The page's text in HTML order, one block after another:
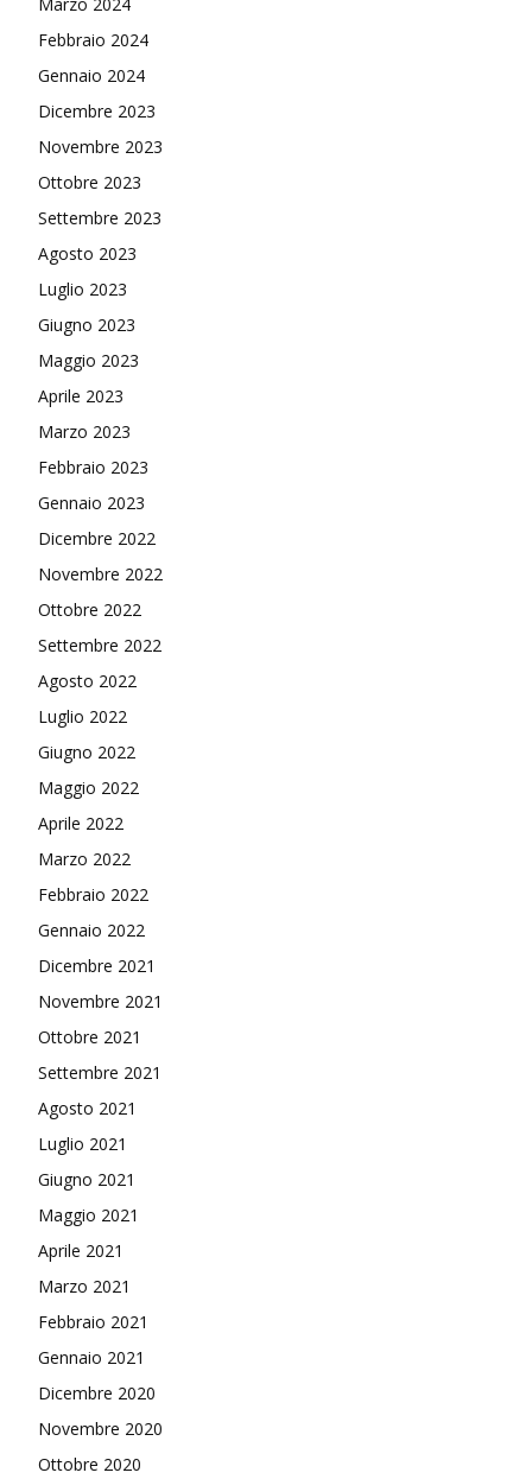
Marzo 2024
Febbraio 2024
Gennaio 2024
Dicembre 2023
Novembre 2023
Ottobre 2023
Settembre 2023
Agosto 2023
Luglio 2023
Giugno 2023
Maggio 2023
Aprile 2023
Marzo 2023
Febbraio 2023
Gennaio 2023
Dicembre 2022
Novembre 2022
Ottobre 2022
Settembre 2022
Agosto 2022
Luglio 2022
Giugno 2022
Maggio 2022
Aprile 2022
Marzo 2022
Febbraio 2022
Gennaio 2022
Dicembre 2021
Novembre 2021
Ottobre 2021
Settembre 2021
Agosto 2021
Luglio 2021
Giugno 2021
Maggio 2021
Aprile 2021
Marzo 2021
Febbraio 2021
Gennaio 2021
Dicembre 2020
Novembre 2020
Ottobre 2020